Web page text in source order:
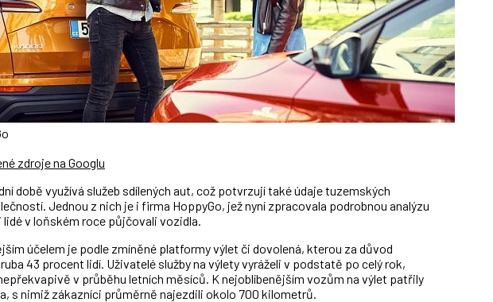
zdroje na Googlu
době využívá služeb sdílených aut, což potvrzují také údaje tuzemských
Jednou z nich je i firma HoppyGo, jež nyní zpracovala podrobnou analýzu
v loňském roce půjčovali vozidla.
účelem je podle zmíněné platformy výlet či dovolená, kterou za důvod
43 procent lidí. Uživatelé služby na výlety vyráželi v podstatě po celý rok,
v průběhu letních měsíců. K nejoblíbenějším vozům na výlet patřily
s nimiž zákazníci průměrně najezdili okolo 700 kilometrů.